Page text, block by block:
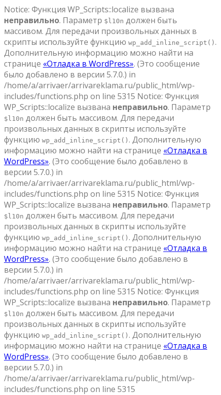
Notice: Функция WP_Scripts::localize вызвана
неправильно. Параметр $l10n должен быть
массивом. Для передачи произвольных данных в
скрипты используйте функцию wp_add_inline_script() .
Дополнительную информацию можно найти на
странице «Отладка в WordPress». (Это сообщение
было добавлено в версии 5.7.0.) in
/home/a/arrivaer/arrivareklama.ru/public_html/wp-
includes/functions.php on line 5315 Notice: Функция
WP_Scripts::localize вызвана неправильно. Параметр
$l10n должен быть массивом. Для передачи
произвольных данных в скрипты используйте
функцию wp_add_inline_script() . Дополнительную
информацию можно найти на странице «Отладка в
WordPress». (Это сообщение было добавлено в
версии 5.7.0.) in
/home/a/arrivaer/arrivareklama.ru/public_html/wp-
includes/functions.php on line 5315 Notice: Функция
WP_Scripts::localize вызвана неправильно. Параметр
$l10n должен быть массивом. Для передачи
произвольных данных в скрипты используйте
функцию wp_add_inline_script() . Дополнительную
информацию можно найти на странице «Отладка в
WordPress». (Это сообщение было добавлено в
версии 5.7.0.) in
/home/a/arrivaer/arrivareklama.ru/public_html/wp-
includes/functions.php on line 5315 Notice: Функция
WP_Scripts::localize вызвана неправильно. Параметр
$l10n должен быть массивом. Для передачи
произвольных данных в скрипты используйте
функцию wp_add_inline_script() . Дополнительную
информацию можно найти на странице «Отладка в
WordPress». (Это сообщение было добавлено в
версии 5.7.0.) in
/home/a/arrivaer/arrivareklama.ru/public_html/wp-
includes/functions.php on line 5315